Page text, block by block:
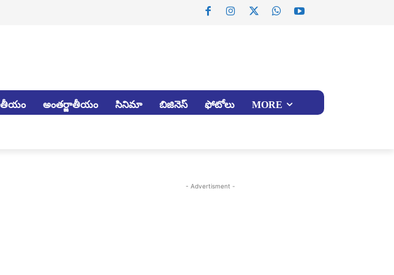
అంతర్జాతీయం సినిమా బిజినెస్ ఫోటోలు MORE
- Advertisment -